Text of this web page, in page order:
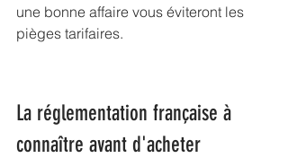
une bonne affaire vous éviteront les
pièges tarifaires.
La réglementation française à
connaître avant d'acheter